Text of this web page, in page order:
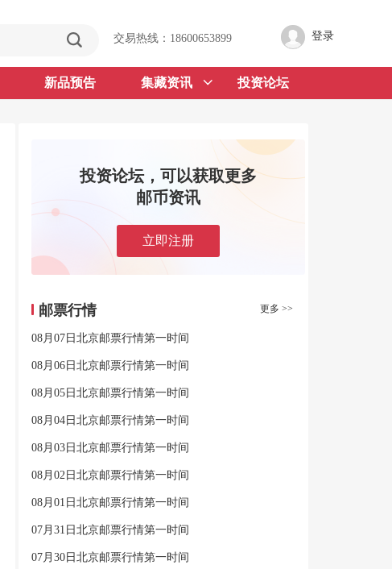
登录
交易热线：18600653899
新品预告 集藏资讯 投资论坛
投资论坛，可以获取更多
邮币资讯
立即注册
邮票行情 更多 >>
08月07日北京邮票行情第一时间
08月06日北京邮票行情第一时间
08月05日北京邮票行情第一时间
08月04日北京邮票行情第一时间
08月03日北京邮票行情第一时间
08月02日北京邮票行情第一时间
08月01日北京邮票行情第一时间
07月31日北京邮票行情第一时间
07月30日北京邮票行情第一时间